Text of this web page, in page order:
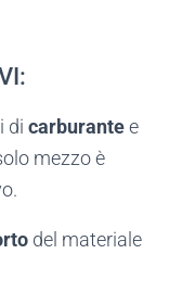
di carburantee
mezzo è
del materiale